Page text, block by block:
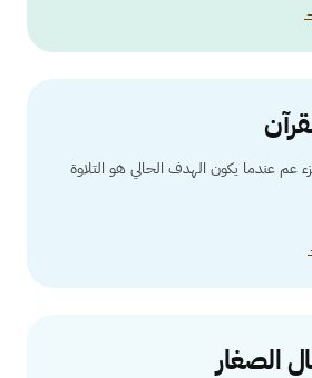
عم عندما يكون الهدف الحالي هو التلاوة
الصغار